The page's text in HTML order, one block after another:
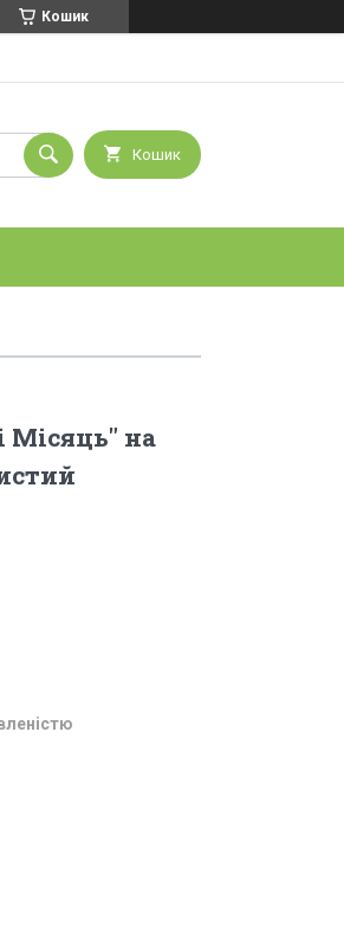
Кошик
Кошик
Місяць" на